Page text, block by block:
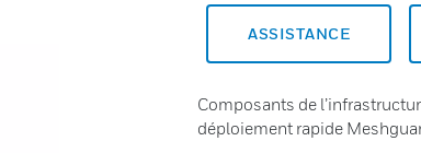
ASSISTANCE
Composants de
déploiement rapide